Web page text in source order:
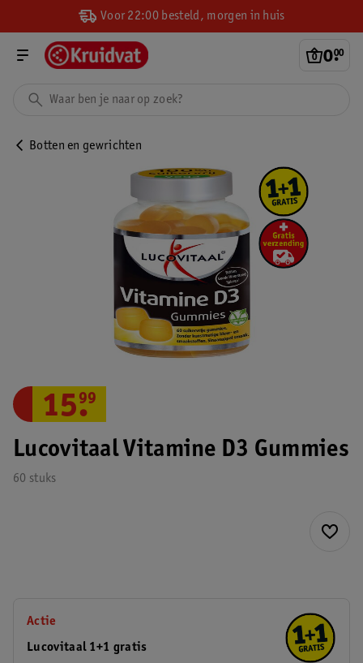
Voor 22:00 besteld, morgen in huis
0.
00
Botten en gewrichten
Lucovitaal Vitamine D3 Gummies
60 stuks
15.
99
Actie
Lucovitaal 1+1 gratis